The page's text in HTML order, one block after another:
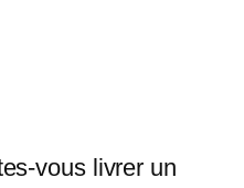
vous livrer un